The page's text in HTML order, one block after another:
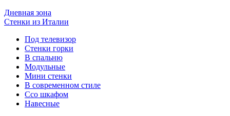
Дневная зона
Стенки из Италии
Под телевизор
Стенки горки
В спальню
Модульные
Мини стенки
В современном стиле
Ссо шкафом
Навесные